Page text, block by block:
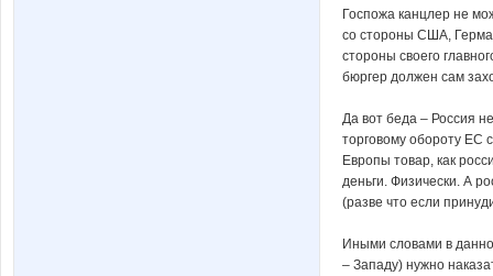
Госпожа канцлер не
со стороны США,
стороны своего
бюргер должен сам
Да вот беда – Россия
торговому обороту ЕС
Европы товар, как
деньги. Физически. А
(разве что если
Иными словами в
– Западу) нужно